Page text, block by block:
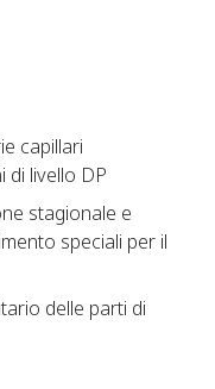
capillari
di livello DP
stagionale e
speciali per il
delle parti di